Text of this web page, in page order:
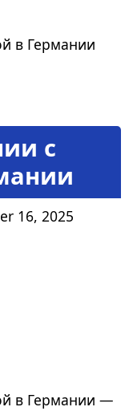
в Германии
с
16, 2025
в Германии —